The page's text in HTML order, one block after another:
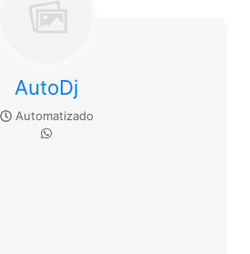
AutoDj
Automatizado